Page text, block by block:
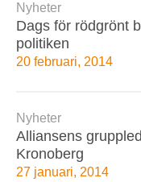
Nyheter
Dags för rödgrönt
politiken
20 februari, 2014
Nyheter
Alliansens
Kronoberg
27 januari, 2014